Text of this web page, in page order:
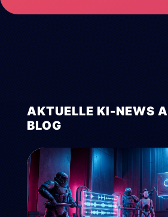
AKTUELLE KI-NEWS
BLOG